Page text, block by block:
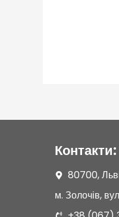
Контакти:
80700,
м. Золочів,